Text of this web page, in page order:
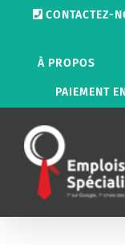
Passer
CONTACTEZ-
À PROPOS
PAIEMENT